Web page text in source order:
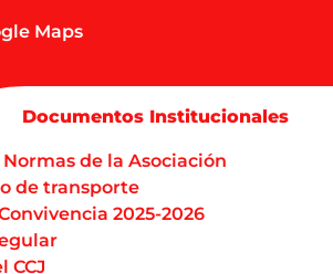
Maps
Documentos Institucionales
de la Asociación
de transporte
2025-2026
CCJ